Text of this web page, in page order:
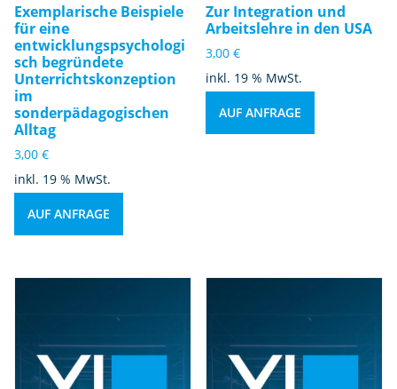
Exemplarische Beispiele
für eine
entwicklungspsychologi
sch begründete
Unterrichtskonzeption
im
sonderpädagogischen
Alltag
3,00 €
inkl. 19 % MwSt.
AUF ANFRAGE
Zur Integration und
Arbeitslehre in den USA
3,00€
inkl. 19 % MwSt.
AUF ANFRAGE